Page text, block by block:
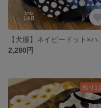
2,280円
残り1